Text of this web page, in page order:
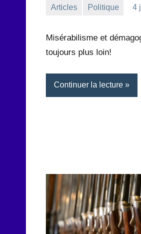
Articles Politique
4
Misérabilisme et
toujours plus loin!
Continuer la lecture